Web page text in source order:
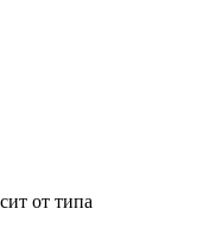
от типа